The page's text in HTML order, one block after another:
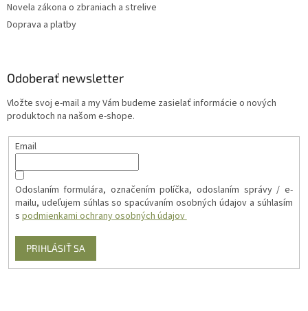
Novela zákona o zbraniach a strelive
Doprava a platby
Odoberať newsletter
Vložte svoj e-mail a my Vám budeme zasielať informácie o nových
produktoch na našom e-shope.
Email
Odoslaním formulára, označením políčka, odoslaním správy / e-
mailu, udeľujem súhlas so spacúvaním osobných údajov a súhlasím
s podmienkami ochrany osobných údajov
PRIHLÁSIŤ SA